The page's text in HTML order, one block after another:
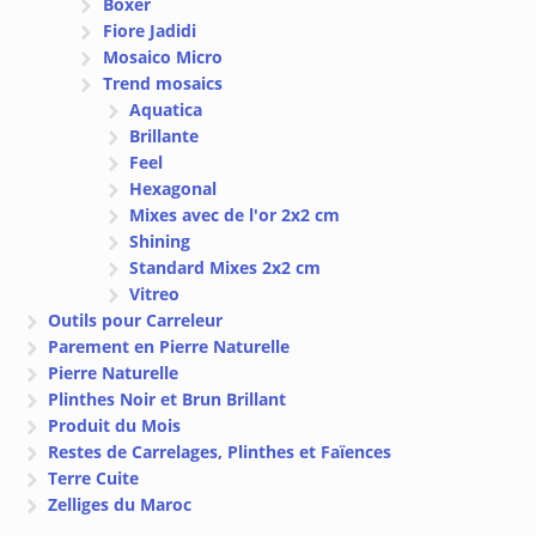
Fiore Jadidi
Mosaico Micro
Trend mosaics
Aquatica
Brillante
Feel
Hexagonal
Mixes avec de l'or 2x2 cm
Shining
Standard Mixes 2x2 cm
Vitreo
Outils pour Carreleur
Parement en Pierre Naturelle
Pierre Naturelle
Plinthes Noir et Brun Brillant
Produit du Mois
Restes de Carrelages, Plinthes et Faïences
Terre Cuite
Zelliges du Maroc